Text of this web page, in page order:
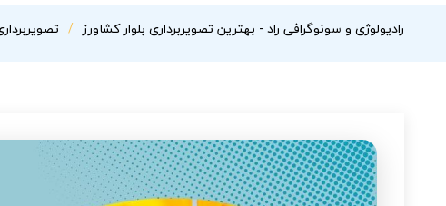
رادیولوژی و سونوگرافی راد - بهترین تصویربرداری بلوار کشاورز